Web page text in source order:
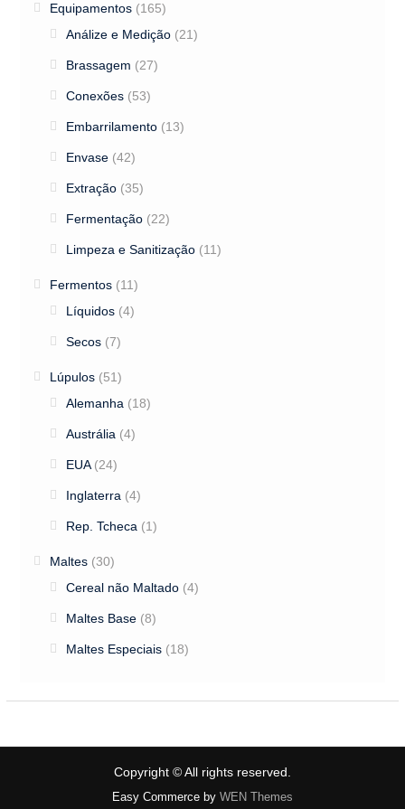
Equipamentos (165)
Análize e Medição (21)
Brassagem (27)
Conexões (53)
Embarrilamento (13)
Envase (42)
Extração (35)
Fermentação (22)
Limpeza e Sanitização (11)
Fermentos (11)
Líquidos (4)
Secos (7)
Lúpulos (51)
Alemanha (18)
Austrália (4)
EUA (24)
Inglaterra (4)
Rep. Tcheca (1)
Maltes (30)
Cereal não Maltado (4)
Maltes Base (8)
Maltes Especiais (18)
Copyright © All rights reserved.
Easy Commerce by WEN Themes